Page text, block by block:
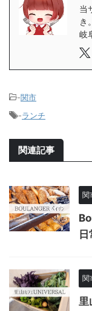
当
き
岐
-関市
-ランチ
関連記事
関
関
里